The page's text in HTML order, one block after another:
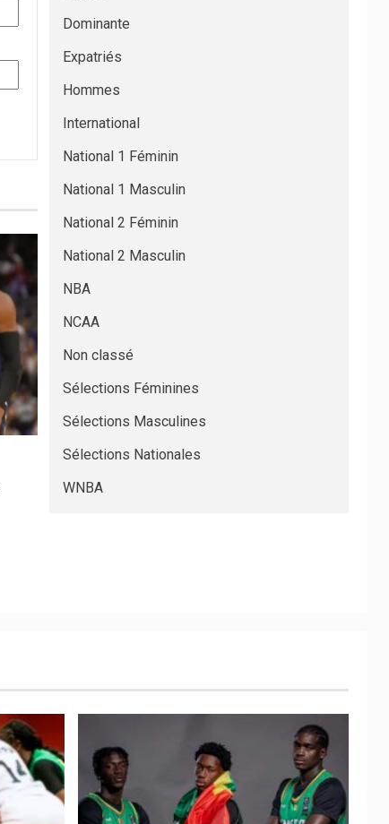
Dominante
Expatriés
Hommes
International
National 1 Féminin
National 1 Masculin
National 2 Féminin
National 2 Masculin
NBA
NCAA
Non classé
Sélections Féminines
Sélections Masculines
Sélections Nationales
WNBA